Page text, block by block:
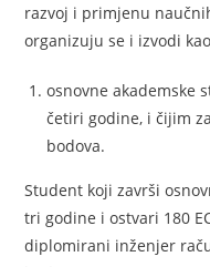
razvoj i primjenu
organizuju se i izvodi
osnovne akademske
četiri godine, i čijim
bodova.
Student koji završi
tri godine i ostvari 180
diplomirani inženjer